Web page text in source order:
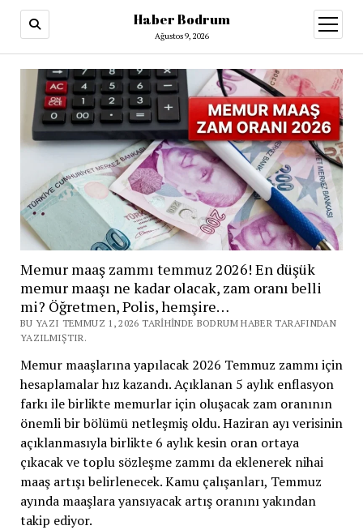
Haber Bodrum
Ağustos 9, 2026
aç
Memur maaş zammı temmuz 2026! En düşük
memur maaşı ne kadar olacak, zam oranı belli
mi? Öğretmen, Polis, hemşire…
BU YAZI TEMMUZ 1, 2026 TARIHINDE BODRUM HABER TARAFINDAN
YAZILMIŞTIR.
Memur maaşlarına yapılacak 2026 Temmuz zammı için
hesaplamalar hız kazandı. Açıklanan 5 aylık enflasyon
farkı ile birlikte memurlar için oluşacak zam oranının
önemli bir bölümü netleşmiş oldu. Haziran ayı verisinin
açıklanmasıyla birlikte 6 aylık kesin oran ortaya
çıkacak ve toplu sözleşme zammı da eklenerek nihai
maaş artışı belirlenecek. Kamu çalışanları, Temmuz
ayında maaşlara yansıyacak artış oranını yakından
takip ediyor.